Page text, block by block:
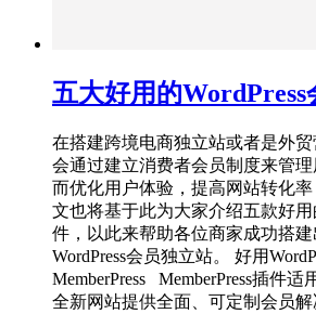
五大好用的WordPress
在搭建跨境电商独立站或者是外
会通过建立消费者会员制度来管
而优化用户体验，提高网站转化
文也将基于此为大家介绍五款好用
件，以此来帮助各位商家成功搭
WordPress会员独立站。 好用
MemberPress MemberPress插件
全新网站提供全面、可定制会员